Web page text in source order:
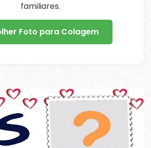
familiares.
Foto para Colagem